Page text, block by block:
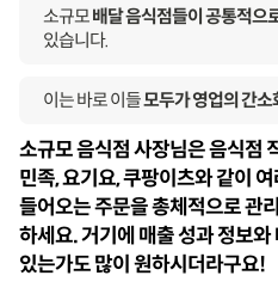
소규모배달 음식점들이 공통적으
있습니다.
이는 바로 이들모두가 영업의 간
소규모 음식점 사장님은 음식점
민족, 요기요, 쿠팡이츠와 같이
들어오는 주문을 총체적으로 관
하세요. 거기에 매출 성과 정보
있는가도 많이 원하시더라구요!